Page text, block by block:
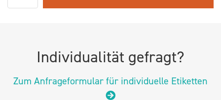
Individualität gefragt?
Zum Anfrageformular für individuelle Etiketten